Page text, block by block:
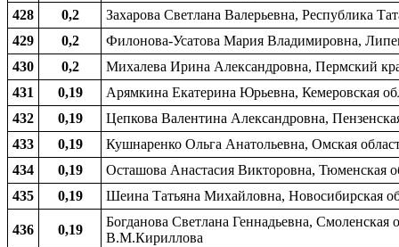
428
0,2
Захарова Светлана Валерьевна, Республика
429
0,2
Филонова-Усатова Мария Владимировна,
430
0,2
Михалева Ирина Александровна, Пермский
431
0,19
Арямкина Екатерина Юрьевна, Кемеровская
432
0,19
Цепкова Валентина Александровна,
433
0,19
Кушнаренко Ольга Анатольевна, Омская
434
0,19
Осташова Анастасия Викторовна, Тюменская
435
0,19 Шеина Татьяна Михайловна, Новосибирская
436 0,19
Богданова Светлана Геннадьевна,
В.М.Кириллова